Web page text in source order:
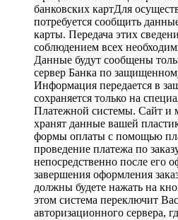
банковских картДля
потребуется сообщить
карты. Передача этих
соблюдением всех
Данные будут сообщены
сервер Банка по
Информация передается в
сохраняется только на
Платежной системы. Сайт и
хранят данные вашей
формы оплаты с помощью
проведение платежа по
непосредственно после его
завершения оформления
должны будете нажать на
этом система переключит
авторизационного сервера,